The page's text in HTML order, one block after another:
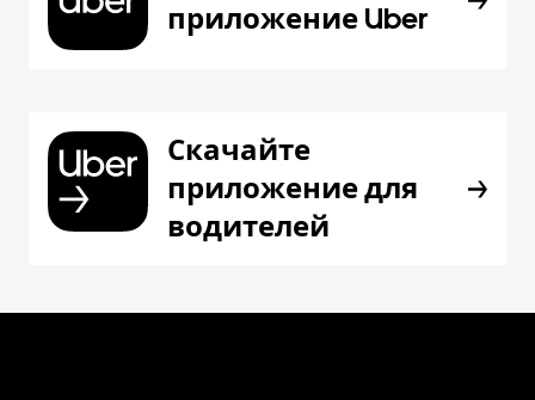
приложение Uber
Скачайте
приложение для
водителей